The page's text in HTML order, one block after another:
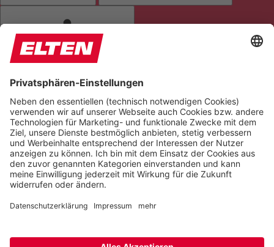
ANIMATIONEN STOPPEN
Einstellungen zurücksetzen